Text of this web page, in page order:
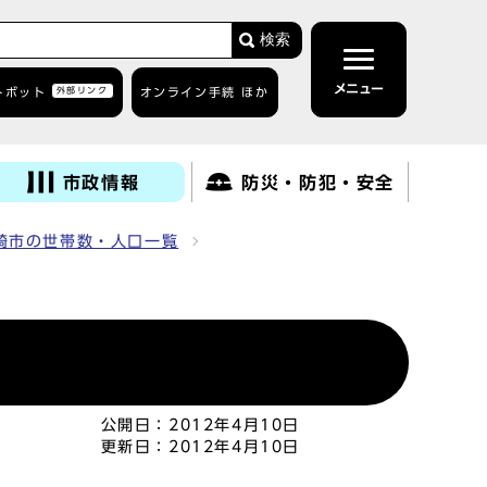
検索
ボット 外部リンク オンライン手続 ほか メニュー
市政情報 防災・防犯・安全
市の世帯数・人口一覧
公開日： 2012年4月10日
更新日： 2012年4月10日